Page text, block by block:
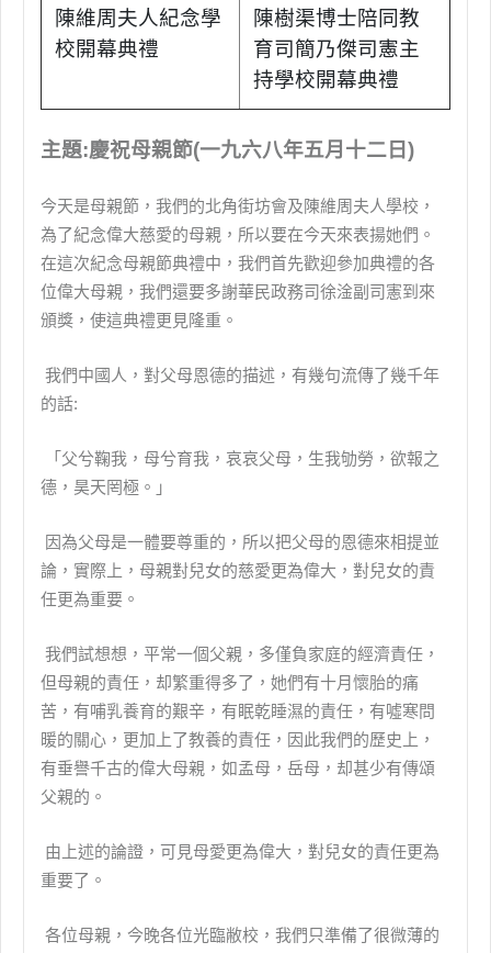
陳維周夫人紀念學
校開幕典禮
陳樹渠博士陪同教
育司簡乃傑司憲主
持學校開幕典禮
主題:慶祝母親節(一九六八年五月十二日)
今天是母親節，我們的北角街坊會及陳維周夫人學校，
為了紀念偉大慈愛的母親，所以要在今天來表揚她們。
在這次紀念母親節典禮中，我們首先歡迎參加典禮的各
位偉大母親，我們還要多謝華民政務司徐淦副司憲到來
頒獎，使這典禮更見隆重。
我們中國人，對父母恩德的描述，有幾句流傳了幾千年
的話:
「父兮鞠我，母兮育我，哀哀父母，生我劬勞，欲報之
德，昊天罔極。」
因為父母是一體要尊重的，所以把父母的恩德來相提並
論，實際上，母親對兒女的慈愛更為偉大，對兒女的責
任更為重要。
我們試想想，平常一個父親，多僅負家庭的經濟責任，
但母親的責任，却繁重得多了，她們有十月懷胎的痛
苦，有哺乳養育的艱辛，有眠乾睡濕的責任，有噓寒問
暖的關心，更加上了教養的責任，因此我們的歷史上，
有垂譽千古的偉大母親，如孟母，岳母，却甚少有傳頌
父親的。
由上述的論證，可見母愛更為偉大，對兒女的責任更為
重要了。
各位母親，今晚各位光臨敝校，我們只準備了很微薄的